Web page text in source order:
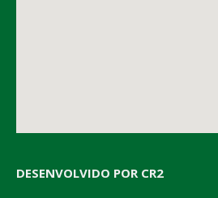
DESENVOLVIDO POR CR2